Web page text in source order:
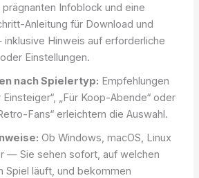
Infoblock und eine
Anleitung für Download und
Hinweis auf erforderliche
Einstellungen.
nach Spielertyp: Empfehlungen
„Für Koop-Abende“ oder
Fans“ erleichtern die Auswahl.
Ob Windows, macOS, Linux
— Sie sehen sofort, auf welchen
Spiel läuft, und bekommen